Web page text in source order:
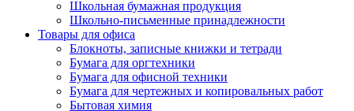
Школьная бумажная продукция
Школьно-письменные принадлежности
Товары для офиса
Блокноты, записные книжки и тетради
Бумага для оргтехники
Бумага для офисной техники
Бумага для чертежных и копировальных работ
Бытовая химия